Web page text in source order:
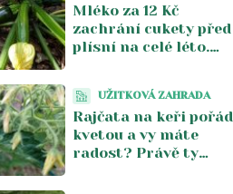
Mléko za 12 Kč
zachrání cukety před
plísní na celé léto.
zdvojnásobí
UŽITKOVÁ ZAHRADA
Rajčata na keři pořád
kvetou a vy máte
radost? Právě ty